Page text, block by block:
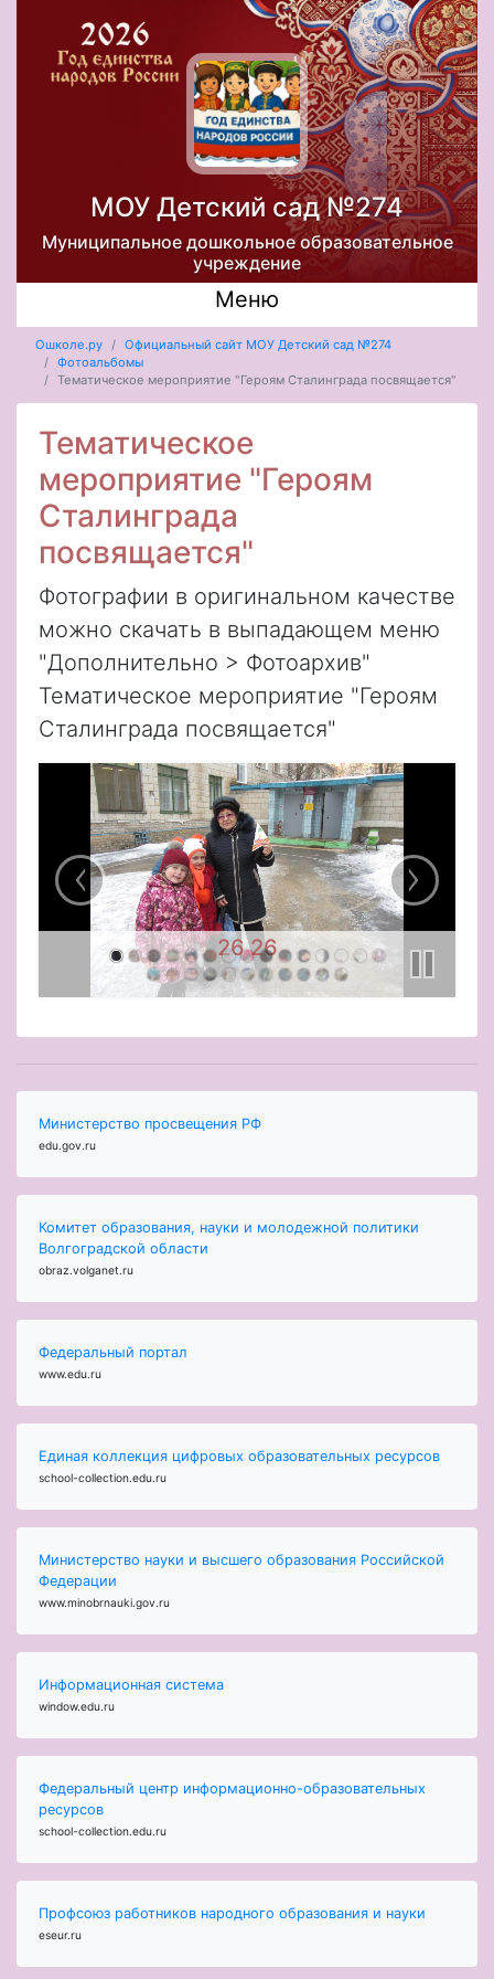
МОУ Детский сад №274
Муниципальное дошкольное образовательное
учреждение
Меню
Ошколе.ру
Официальный сайт МОУ Детский сад №274
Фотоальбомы
Тематическое мероприятие "Героям Сталинграда посвящается"
Тематическое
мероприятие "Героям
Сталинграда
посвящается"
Фотографии в оригинальном качестве
можно скачать в выпадающем меню
"Дополнительно > Фотоархив"
Тематическое мероприятие "Героям
Сталинграда посвящается"
26 26
Министерство просвещения РФ
edu.gov.ru
Комитет образования, науки и молодежной политики
Волгоградской области
obraz.volganet.ru
Федеральный портал
www.edu.ru
Единая коллекция цифровых образовательных ресурсов
school-collection.edu.ru
Министерство науки и высшего образования Российской
Федерации
www.minobrnauki.gov.ru
Информационная система
window.edu.ru
Федеральный центр информационно-образовательных
ресурсов
school-collection.edu.ru
Профсоюз работников народного образования и науки
eseur.ru